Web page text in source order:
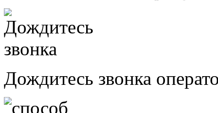
Дождитесь звонка